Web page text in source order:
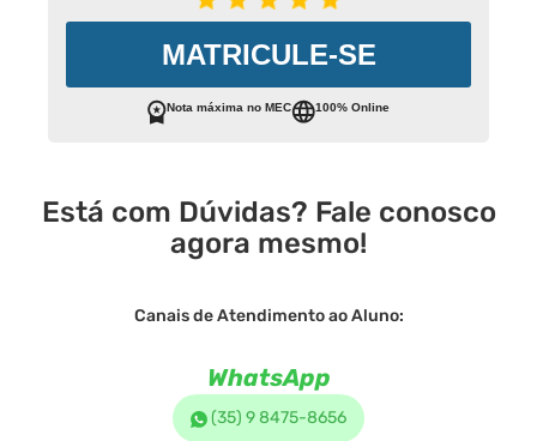
MATRICULE-SE
Nota máxima no MEC 100% Online
Está com Dúvidas? Fale conosco
agora mesmo!
Canais de Atendimento ao Aluno:
WhatsApp
(35) 9 8475-8656